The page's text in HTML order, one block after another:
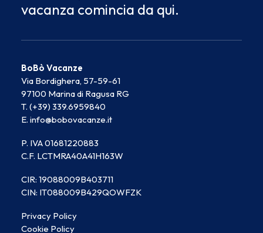
vacanza comincia da qui.
BoBò Vacanze
Via Bordighera, 57-59-61
97100 Marina di Ragusa RG
T. (+39) 339.6959840
E. info@bobovacanze.it
P. IVA 01681220883
C.F. LCTMRA40A41H163W
CIR: 19088009B403711
CIN: IT088009B429QOWFZK
Privacy Policy
Cookie Policy